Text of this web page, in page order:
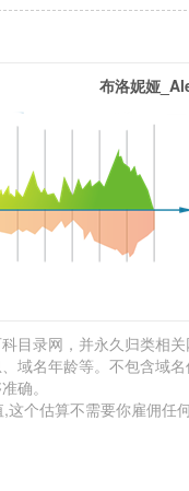
布洛妮娅
目录网，并永久归类相
域名年龄等。不包含域
确。
个估算不需要你雇佣任